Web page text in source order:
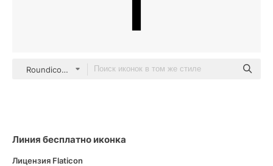
Roundicons Premium Lineal
Линия бесплатно иконка
Лицензия Flaticon